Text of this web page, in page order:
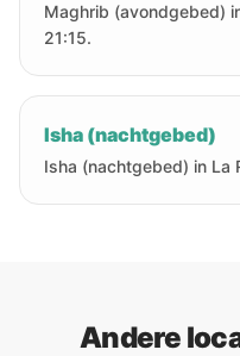
Maghrib (avondgebed)
21:15.
Isha (nachtgebed)
Isha (nachtgebed) in La
Andere